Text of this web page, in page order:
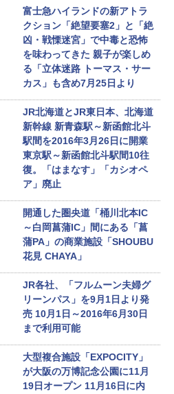
富士急ハイランドの新アトラ
クション「絶望要塞2」と「絶
凶・戦慄迷宮」で中毒と恐怖
を味わってきた 親子が楽しめ
る「立体迷路 トーマス・サー
カス」も含め7月25日より
JR北海道とJR東日本、北海道
新幹線 新青森駅～新函館北斗
駅間を2016年3月26日に開業
東京駅～新函館北斗駅間10往
復。「はまなす」「カシオペ
ア」廃止
開通した圏央道「桶川北本IC
～白岡菖蒲IC」間にある「菖
蒲PA」の商業施設「SHOUBU
花見 CHAYA」
JR各社、「フルムーン夫婦グ
リーンパス」を9月1日より発
売 10月1日～2016年6月30日
まで利用可能
大型複合施設「EXPOCITY」
が大阪の万博記念公園に11月
19日オープン 11月16日に内